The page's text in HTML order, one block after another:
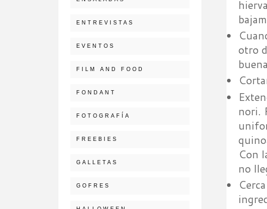
otro
nori.
Con
no
ENTREVISTAS
EVENTOS
FILM AND FOOD
FONDANT
FOTOGRAFÍA
FREEBIES
GALLETAS
GOFRES